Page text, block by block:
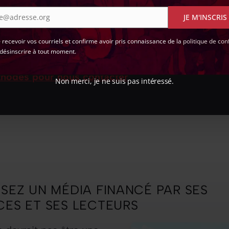
!
de projets d’aménagement qui
? Écrivez-nous à : contact+alerte [@]
pour nous contacter.
UN MÉDIA FINANCÉ PAR SES
ET SES LECTEURS
JE
recevoir vos courriels et confirme avoir pris connaissance de la politique de
à tout moment.
Non merci, je ne suis pas intéressé.